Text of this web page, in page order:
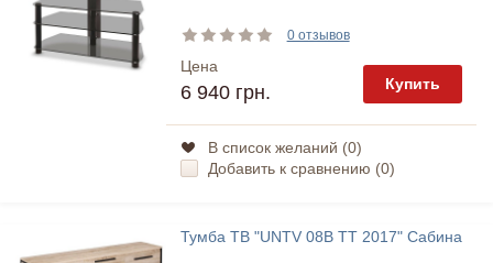
0 отзывов
Цена
6 940 грн. Купить
В список желаний (0)
Добавить к сравнению (0)
Тумба ТВ "UNTV 08В TT 2017" Сабина